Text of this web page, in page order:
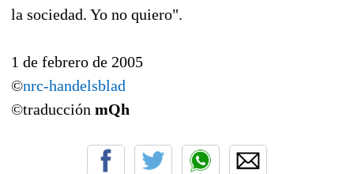
la sociedad. Yo no quiero".
1 de febrero de 2005
©nrc-handelsblad
©traducción mQh